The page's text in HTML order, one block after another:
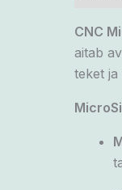
CNC
aitab
teket ja